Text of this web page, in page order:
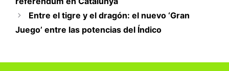
Entre el tigre y el dragón: el nuevo ‘Gran
Juego’ entre las potencias del Índico